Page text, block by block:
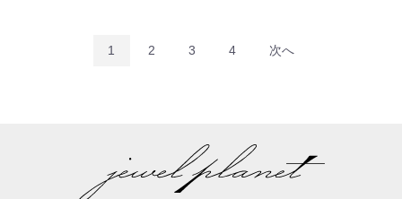
1 2 3 4 次へ